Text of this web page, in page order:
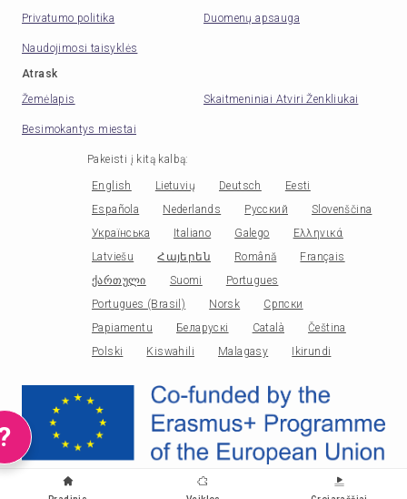
Privatumo politika
Duomenų apsauga
Naudojimosi taisyklės
Atrask
Žemėlapis
Skaitmeniniai Atviri Ženkliukai
Besimokantys miestai
Pakeisti į kitą kalbą:
English Lietuvių Deutsch
Eesti
Española
Nederlands Русский
Slovenščina
Українська
Italiano Galego
Ελληνικά
Latviešu
Հայերեն Română
Français
ქართული
Suomi
Portugues
Portugues (Brasil)
Norsk
Српски
Papiamentu
Беларускі Català
Čeština
Polski
Kiswahili Malagasy Ikirundi